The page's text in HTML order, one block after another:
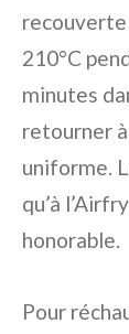
recouverte
210°C
minutes
retourner
uniforme.
qu’à
honorable.
Pour